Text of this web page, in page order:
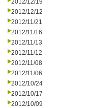
2012/12/19
2012/12/12
2012/11/21
2012/11/16
2012/11/13
2012/11/12
2012/11/08
2012/11/06
2012/10/24
2012/10/17
2012/10/09